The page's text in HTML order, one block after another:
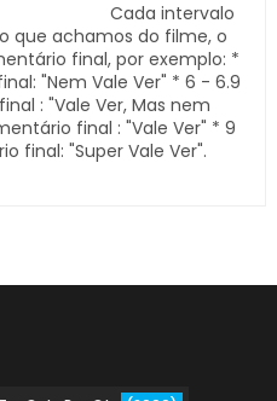
Cada intervalo
que achamos do filme, o
final, por exemplo: *
"Nem Vale Ver" * 6 - 6.9
: "Vale Ver, Mas nem
final : "Vale Ver" * 9
final: "Super Vale Ver".